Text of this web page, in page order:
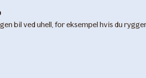
bil ved uhell, for eksempel hvis du